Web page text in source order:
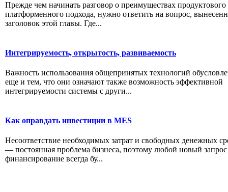
Прежде чем начинать разговор о преимуществах продуктового
платформенного подхода, нужно ответить на вопрос,
заголовок этой главы. Где...
Интегрируемость, открытость, развиваемость
Важность использования общепринятых технологий
еще и тем, что они означают также возможность эффективной
интегрируемости системы с други...
Как оправдать инвестиции в MES
Несоответствие необходимых затрат и свободных денежных
— постоянная проблема бизнеса, поэтому любой новый
финансирование всегда бу...